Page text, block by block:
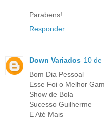
Parabens!
Responder
Down Variados 10 de
Bom Dia Pessoal
Esse Foi o Melhor
Show de Bola
Sucesso Guilherme
E Até Mais